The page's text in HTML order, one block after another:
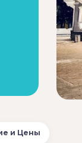
и Цены